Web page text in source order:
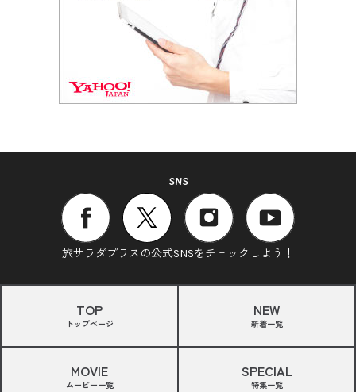
SNS
旅サラダプラスの公式SNSをチェックしよう！
TOP
トップページ
NEW
新着一覧
MOVIE
ムービー一覧
SPECIAL
特集一覧